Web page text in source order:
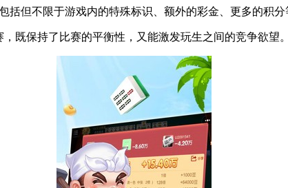
但不限于游戏内的特殊标识、额外的彩金、更多的积分
保持了比赛的平衡性，又能激发玩生之间的竞争欲望